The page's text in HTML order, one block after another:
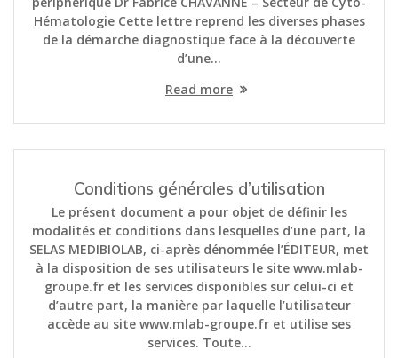
Hématologie Cette lettre reprend les diverses phases
de la démarche diagnostique face à la découverte
d’une…
Read more
Conditions générales d’utilisation
Le présent document a pour objet de définir les
modalités et conditions dans lesquelles d’une part, la
SELAS MEDIBIOLAB, ci-après dénommée l’ÉDITEUR, met
à la disposition de ses utilisateurs le site www.mlab-
groupe.fr et les services disponibles sur celui-ci et
d’autre part, la manière par laquelle l’utilisateur
accède au site www.mlab-groupe.fr et utilise ses
services. Toute…